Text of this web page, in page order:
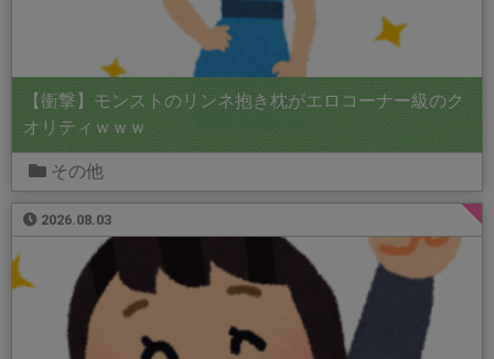
【衝撃】モンストのリンネ抱き枕がエロコーナー級のク
オリティｗｗｗ
その他
2026.08.03